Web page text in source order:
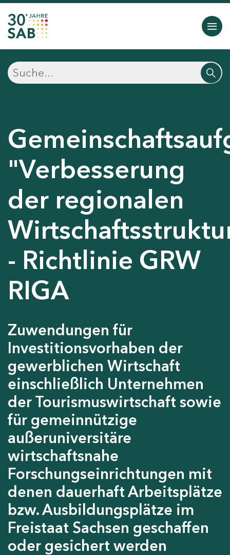
"Verbesserung
der regionalen
- Richtlinie GRW
RIGA
Zuwendungen für
Investitionsvorhaben der
gewerblichen Wirtschaft
einschließlich Unternehmen
der Tourismuswirtschaft sowie
für gemeinnützige
außeruniversitäre
wirtschaftsnahe
Forschungseinrichtungen mit
denen dauerhaft Arbeitsplätze
bzw. Ausbildungsplätze im
Freistaat Sachsen geschaffen
oder gesichert werden